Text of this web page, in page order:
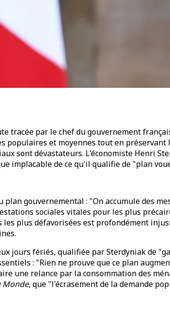
tracée par le chef du gouvernement
populaires et moyennes tout en
sont dévastateurs. L'économiste Henri
implacable de ce qu'il qualifie de "plan
gouvernemental : "On accumule des
sociales vitales pour les plus
plus défavorisées est profondément
jours fériés, qualifiée par Sterdyniak de
: "Rien ne prouve que ce plan
une relance par la consommation des
Monde, que "l'écrasement de la demande